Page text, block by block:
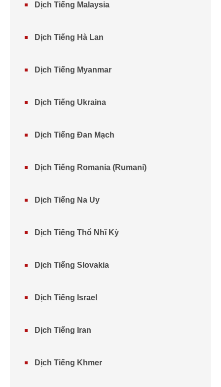
Dịch Tiếng Malaysia
Dịch Tiếng Hà Lan
Dịch Tiếng Myanmar
Dịch Tiếng Ukraina
Dịch Tiếng Đan Mạch
Dịch Tiếng Romania (Rumani)
Dịch Tiếng Na Uy
Dịch Tiếng Thổ Nhĩ Kỳ
Dịch Tiếng Slovakia
Dịch Tiếng Israel
Dịch Tiếng Iran
Dịch Tiếng Khmer